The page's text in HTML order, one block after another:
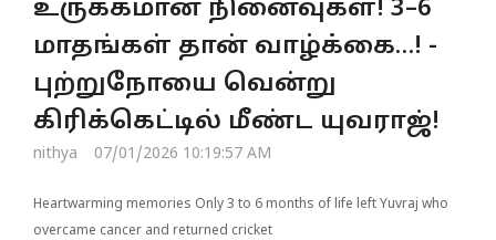
e
a
a
உருக்கமான நினைவுகள்! 3–6
மாதங்கள் தான் வாழ்க்கை…! -
புற்றுநோயை வென்று
கிரிக்கெட்டில் மீண்ட யுவராஜ்!
nithya 07/01/2026 10:19:57 AM
Heartwarming memories Only 3 to 6 months of life left Yuvraj who
overcame cancer and returned cricket